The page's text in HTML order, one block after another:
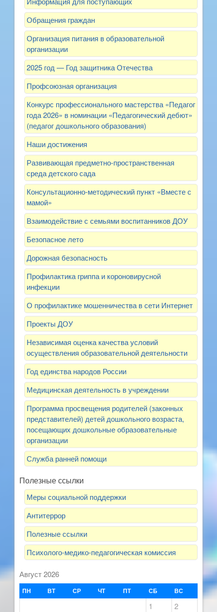
Обращения граждан
Организация питания в образовательной
организации
2025 год — Год защитника Отечества
Профсоюзная организация
Конкурс профессионального мастерства «Педагог
года 2026» в номинации «Педагогический дебют»
(педагог дошкольного образования)
Наши достижения
Развивающая предметно-пространственная
среда детского сада
Консультационно-методический пункт «Вместе с
мамой»
Взаимодействие с семьями воспитанников ДОУ
Безопасное лето
Дорожная безопасность
Профилактика гриппа и короновирусной
инфекции
О профилактике мошенничества в сети Интернет
Проекты ДОУ
Независимая оценка качества условий
осуществления образовательной деятельности
Год единства народов России
Медицинская деятельность в учреждении
Программа просвещения родителей (законных
представителей) детей дошкольного возраста,
посещающих дошкольные образовательные
организации
Служба ранней помощи
Полезные ссылки
Меры социальной поддержки
Антитеррор
Полезные ссылки
Психолого-медико-педагогическая комиссия
Август 2026
ПН ВТ СР ЧТ ПТ СБ ВС
1
2